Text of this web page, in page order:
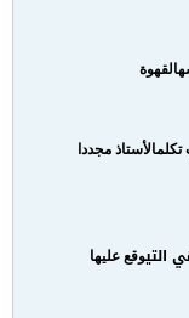
القهوة
تكلمالأستاذ مجددا
التيوقع عليها